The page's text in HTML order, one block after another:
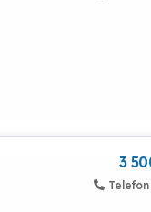
3